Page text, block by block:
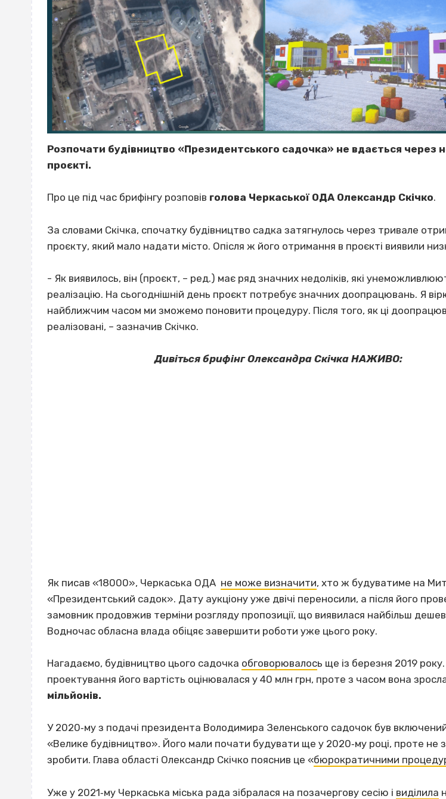
Розпочати будівництво «Президентського садочка» не вдається через
проєкті.
Про це під час брифінгу розповів голова Черкаської ОДА Олександр Скічко.
За словами Скічка, спочатку будівництво садка затягнулось через тривале
проєкту, який мало надати місто. Опісля ж його отримання в проєкті виявили
- Як виявилось, він (проєкт, – ред.) має ряд значних недоліків, які
реалізацію. На сьогоднішній день проєкт потребує значних доопрацювань. Я
найближчим часом ми зможемо поновити процедуру. Після того, як ці
реалізовані, – зазначив Скічко.
Дивіться брифінг Олександра Скічка НАЖИВО:
Як писав «18000», Черкаська ОДА не може визначити, хто ж будуватиме на
«Президентський садок». Дату аукціону уже двічі переносили, а після його
замовник продовжив терміни розгляду пропозиції, що виявилася найбільш
Водночас обласна влада обіцяє завершити роботи уже цього року.
Нагадаємо, будівництво цього садочка обговорювалось ще із березня 2019
проектування його вартість оцінювалася у 40 млн грн, проте з часом вона
мільйонів.
У 2020‐му з подачі президента Володимира Зеленського садочок був
«Велике будівництво». Його мали почати будувати ще у 2020‐му році, проте не
зробити. Глава області Олександр Скічко пояснив це «бюрократичними
Уже у 2021‐му Черкаська міська рада зібралася на позачергову сесію і виділила